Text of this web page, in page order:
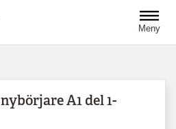
Meny
A1 del 1-